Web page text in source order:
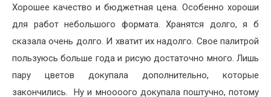
Хорошее качество и бюджетная цена. Особенно хороши
для работ небольшого формата. Хранятся долго, я б
сказала очень долго. И хватит их надолго. Свое палитрой
пользуюсь больше года и рисую достаточно много. Лишь
пару цветов докупала дополнительно, которые
закончились. Ну и мноооого докупала поштучно, потому